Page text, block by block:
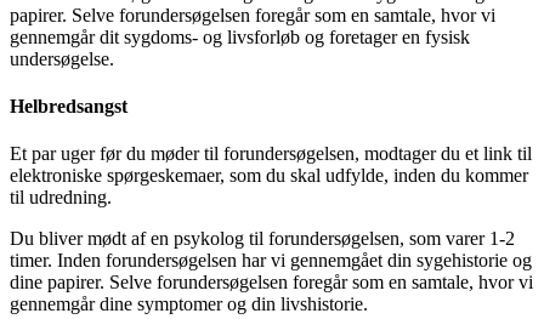
papirer. Selve forundersøgelsen foregår som en samtale, hvor vi
gennemgår dit sygdoms- og livsforløb og foretager en fysisk
undersøgelse.
Helbredsangst
Et par uger før du møder til forundersøgelsen, modtager du et link til
elektroniske spørgeskemaer, som du skal udfylde, inden du kommer
til udredning.
Du bliver mødt af en psykolog til forundersøgelsen, som varer 1-2
timer. Inden forundersøgelsen har vi gennemgået din sygehistorie og
dine papirer. Selve forundersøgelsen foregår som en samtale, hvor vi
gennemgår dine symptomer og din livshistorie.